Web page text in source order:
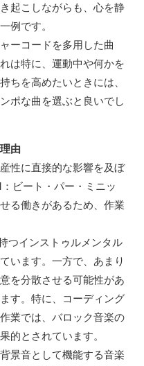
起こしながらも、心を静
例です。
ーコードを多用した曲
は特に、運動中や何かを
ちを高めたいときには、
ポな曲を選ぶと良いでし
由
性に直接的な影響を及ぼ
ビート・パー・ミニッ
る働きがあるため、作業
つインストゥルメンタル
います。一方で、あまり
を分散させる可能性があ
す。特に、コーディング
業では、バロック音楽の
的とされています。
景音として機能する音楽